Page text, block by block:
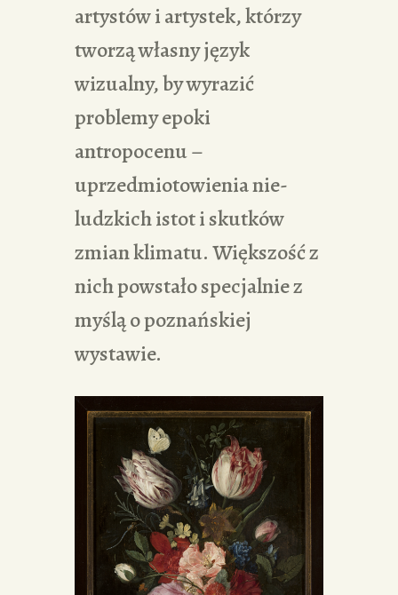
artystów i artystek, którzy
tworzą własny język
wizualny, by wyrazić
problemy epoki
antropocenu –
uprzedmiotowienia nie-
ludzkich istot i skutków
zmian klimatu. Większość z
nich powstało specjalnie z
myślą o poznańskiej
wystawie.